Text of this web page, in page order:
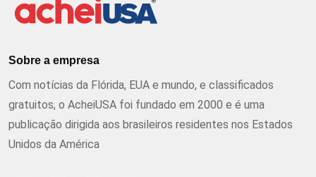
Sobre a empresa
Com notícias da Flórida, EUA e mundo, e classificados
gratuitos, o AcheiUSA foi fundado em 2000 e é uma
publicação dirigida aos brasileiros residentes nos Estados
Unidos da América